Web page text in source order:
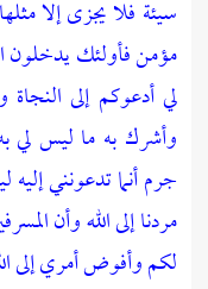
سيئة فلا يجزى إلا
مؤمن فأولئك يدخلون
لي أدعوكم إلى النجاة
وأشرك به ما ليس لي
جرم أنما تدعونني
مردنا إلى الله وأن
لكم وأفوض أمري إلى